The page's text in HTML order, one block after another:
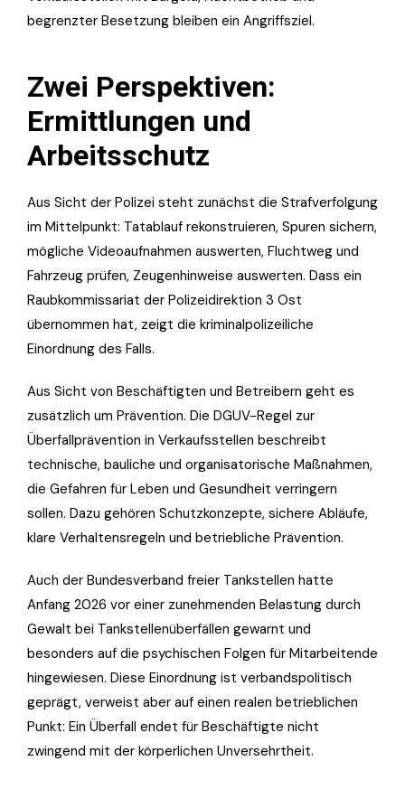
begrenzter Besetzung bleiben ein Angriffsziel.
Zwei Perspektiven:
Ermittlungen und
Arbeitsschutz
Aus Sicht der Polizei steht zunächst die Strafverfolgung
im Mittelpunkt: Tatablauf rekonstruieren, Spuren sichern,
mögliche Videoaufnahmen auswerten, Fluchtweg und
Fahrzeug prüfen, Zeugenhinweise auswerten. Dass ein
Raubkommissariat der Polizeidirektion 3 Ost
übernommen hat, zeigt die kriminalpolizeiliche
Einordnung des Falls.
Aus Sicht von Beschäftigten und Betreibern geht es
zusätzlich um Prävention. Die DGUV-Regel zur
Überfallprävention in Verkaufsstellen beschreibt
technische, bauliche und organisatorische Maßnahmen,
die Gefahren für Leben und Gesundheit verringern
sollen. Dazu gehören Schutzkonzepte, sichere Abläufe,
klare Verhaltensregeln und betriebliche Prävention.
Auch der Bundesverband freier Tankstellen hatte
Anfang 2026 vor einer zunehmenden Belastung durch
Gewalt bei Tankstellenüberfällen gewarnt und
besonders auf die psychischen Folgen für Mitarbeitende
hingewiesen. Diese Einordnung ist verbandspolitisch
geprägt, verweist aber auf einen realen betrieblichen
Punkt: Ein Überfall endet für Beschäftigte nicht
zwingend mit der körperlichen Unversehrtheit.